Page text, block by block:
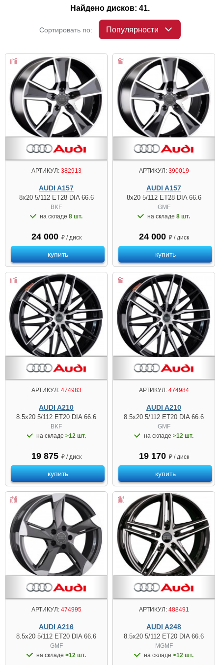
Найдено дисков: 41.
Сортировать по: Популярности
АРТИКУЛ:382913
AUDI A157
8x20 5/112 ET28 DIA 66.6
BKF
на складе 8 шт.
24 000 ₽ / диск
купить
АРТИКУЛ:390019
AUDI A157
8x20 5/112 ET28 DIA 66.6
GMF
на складе 8 шт.
24 000 ₽ / диск
купить
АРТИКУЛ:474983
AUDI A210
8.5x20 5/112 ET20 DIA 66.6
BKF
на складе >12 шт.
19 875 ₽ / диск
купить
АРТИКУЛ:474984
AUDI A210
8.5x20 5/112 ET20 DIA 66.6
GMF
на складе >12 шт.
19 170 ₽ / диск
купить
АРТИКУЛ:474995
AUDI A216
8.5x20 5/112 ET20 DIA 66.6
GMF
на складе >12 шт.
АРТИКУЛ:488491
AUDI A248
8.5x20 5/112 ET20 DIA 66.6
MGMF
на складе >12 шт.